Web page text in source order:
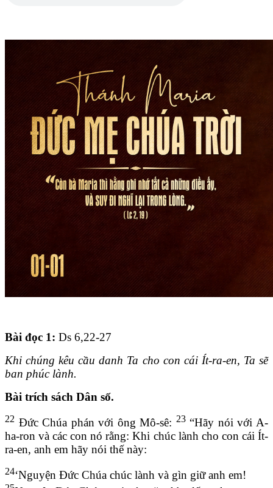
Bài đọc 1: Ds 6,22-27
Khi chúng kêu cầu danh Ta cho con cái Ít-ra-en, Ta sẽ
ban phúc lành.
Bài trích sách Dân số.
22 Đức Chúa phán với ông Mô-sê: 23“Hãy nói với A-
ha-ron và các con nó rằng: Khi chúc lành cho con cái Ít-
ra-en, anh em hãy nói thế này:
24‘Nguyện Đức Chúa chúc lành và gìn giữ anh em!